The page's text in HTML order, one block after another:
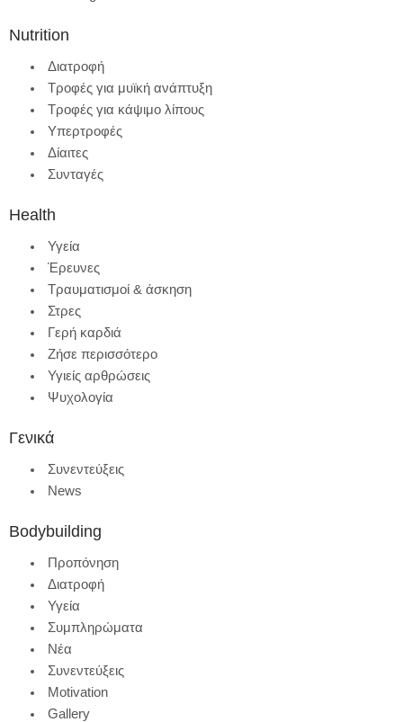
Nutrition
Διατροφή
Τροφές για μυϊκή ανάπτυξη
Τροφές για κάψιμο λίπους
Υπερτροφές
Δίαιτες
Συνταγές
Health
Υγεία
Έρευνες
Τραυματισμοί & άσκηση
Στρες
Γερή καρδιά
Ζήσε περισσότερο
Υγιείς αρθρώσεις
Ψυχολογία
Γενικά
Συνεντεύξεις
News
Bodybuilding
Προπόνηση
Διατροφή
Υγεία
Συμπληρώματα
Νέα
Συνεντεύξεις
Motivation
Gallery